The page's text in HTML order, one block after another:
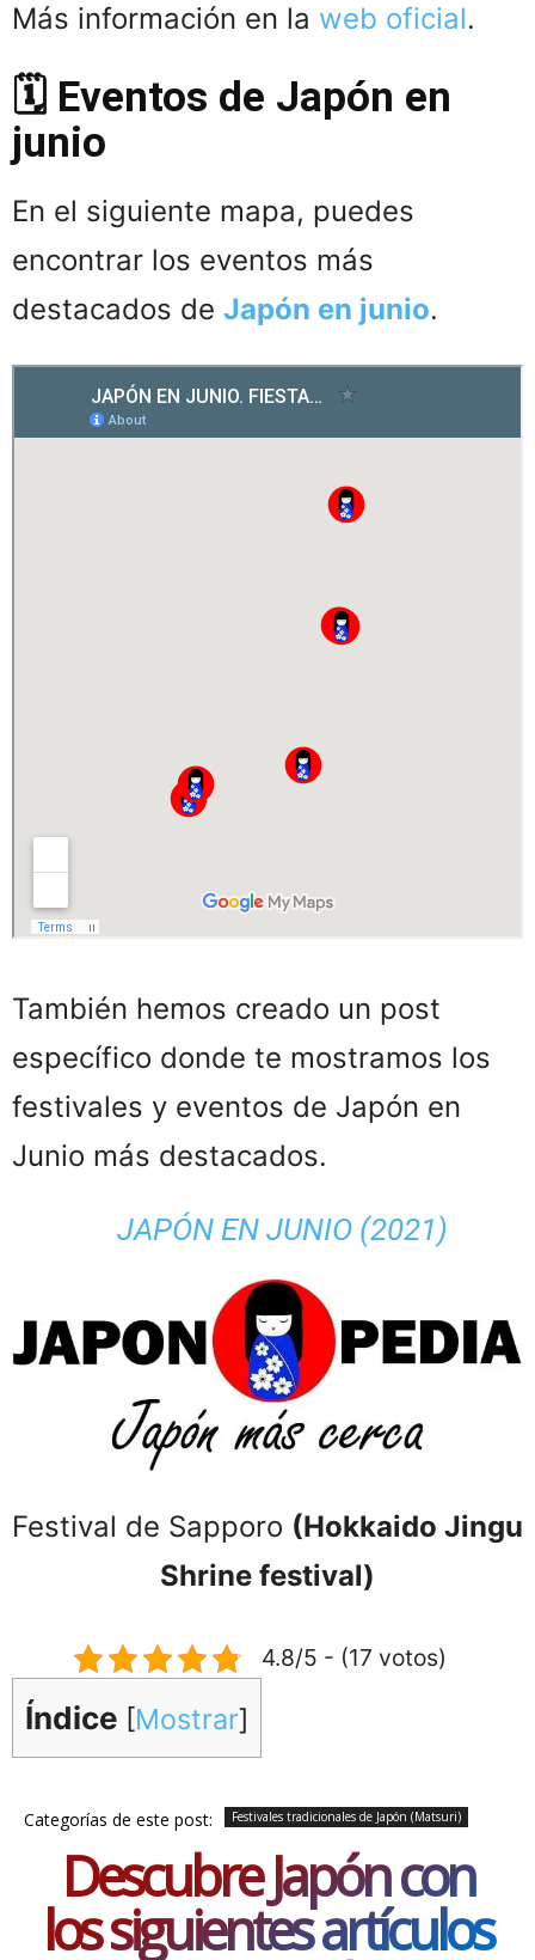
Más información en la web oficial.
🗓️ Eventos de Japón en
junio
En el siguiente mapa, puedes
encontrar los eventos más
destacados de Japón en junio.
También hemos creado un post
específico donde te mostramos los
festivales y eventos de Japón en
Junio más destacados.
JAPÓN EN JUNIO (2021)
Festival de Sapporo (Hokkaido Jingu
Shrine festival)
4.8/5 - (17 votos)
Índice [Mostrar]
Categorías de este post: Festivales tradicionales de Japón (Matsuri)
Descubre Japón con
los siguientes artículos